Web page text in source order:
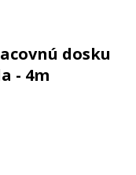
dosku
- 4m